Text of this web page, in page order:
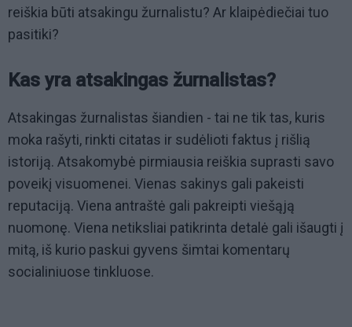
reiškia būti atsakingu žurnalistu? Ar klaipėdiečiai tuo
pasitiki?
Kas yra atsakingas žurnalistas?
Atsakingas žurnalistas šiandien - tai ne tik tas, kuris
moka rašyti, rinkti citatas ir sudėlioti faktus į rišlią
istoriją. Atsakomybė pirmiausia reiškia suprasti savo
poveikį visuomenei. Vienas sakinys gali pakeisti
reputaciją. Viena antraštė gali pakreipti viešąją
nuomonę. Viena netiksliai patikrinta detalė gali išaugti į
mitą, iš kurio paskui gyvens šimtai komentarų
socialiniuose tinkluose.